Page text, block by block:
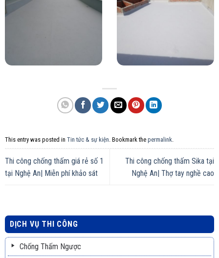
This entry was posted in Tin tức & sự kiện . Bookmark the permalink
Thi công chống thấm giá rẻ số 1
tại Nghệ An| Miễn phí khảo sát
Thi công chống thấm Sika tại
Nghệ An| Thợ tay nghề cao
DỊCH VỤ THI CÔNG
Chống Thấm Ngược